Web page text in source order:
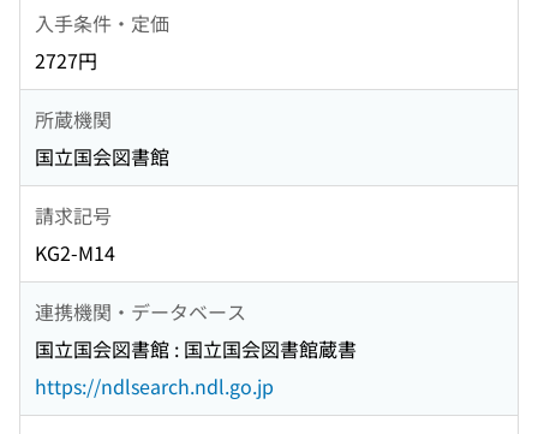
入手条件・定価
2727円
所蔵機関
国立国会図書館
請求記号
KG2-M14
連携機関・データベース
国立国会図書館 : 国立国会図書館蔵書
https://ndlsearch.ndl.go.jp